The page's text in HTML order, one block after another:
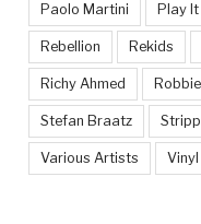
Paolo Martini Play
Rebellion Rekids
Richy Ahmed
Stefan Braatz
Various Artists Vinyl